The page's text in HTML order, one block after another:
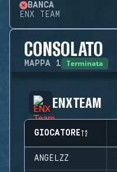
BANCA
ENX TEAM
CONSOLATO
MAPPA 1 Terminata
ENX TEAM
GIOCATORE
ANGELZZ